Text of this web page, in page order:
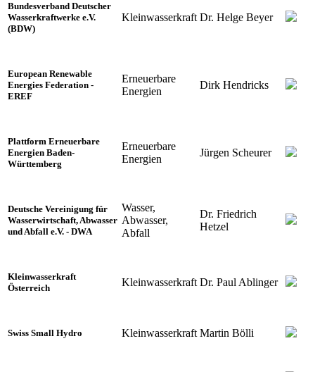
Bundesverband Deutscher
Wasserkraftwerke e.V.
(BDW)
Kleinwasserkraft Dr. Helge Beyer
European Renewable
Energies Federation -
EREF
Erneuerbare
Energien
Dirk Hendricks
Plattform Erneuerbare
Energien Baden-
Württemberg
Erneuerbare
Energien
Jürgen Scheurer
Deutsche Vereinigung für
Wasserwirtschaft, Abwasser
und Abfall e.V. - DWA
Wasser,
Abwasser,
Abfall
Dr. Friedrich
Hetzel
Kleinwasserkraft
Österreich
Kleinwasserkraft Dr. Paul Ablinger
Swiss Small Hydro Kleinwasserkraft Martin Bölli